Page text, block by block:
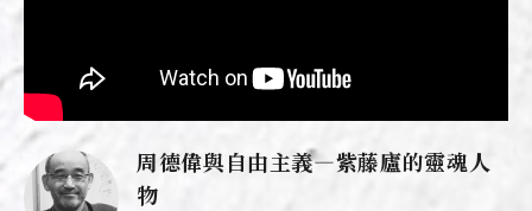
周德偉與自由主義—紫藤廬的靈魂人
物